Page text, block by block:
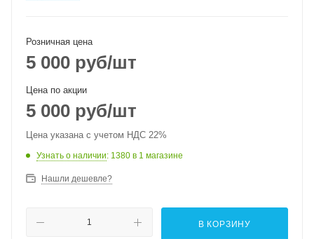
Розничная цена
5 000 руб/шт
Цена по акции
5 000 руб/шт
Цена указана с учетом НДС 22%
Узнать о наличии: 1380 в 1 магазине
Нашли дешевле?
В КОРЗИНУ